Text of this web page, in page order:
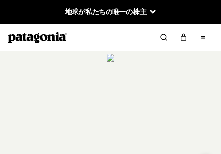
地球が私たちの唯一の株主